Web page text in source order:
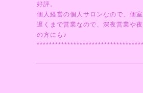
好評。
個人経営の個人サロンなので、個室
遅くまで営業なので、深夜営業や
の方にも♪